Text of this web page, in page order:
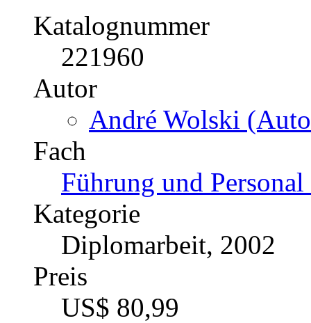
Katalognummer
221960
Autor
André Wolski
Fach
Führung und
Kategorie
Diplomarbeit, 2002
Preis
US$ 80,99